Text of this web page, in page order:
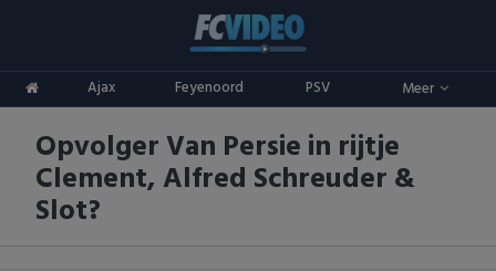
Ajax Feyenoord PSV Meer
ADO Den Haag
Ajax
AZ
Competities
Eredivisie
Keuken Kampioen Divisie
Oranje
Goals & Samenvattingen
Opvolger Van Persie in rijtje
Clement, Alfred Schreuder &
Slot?